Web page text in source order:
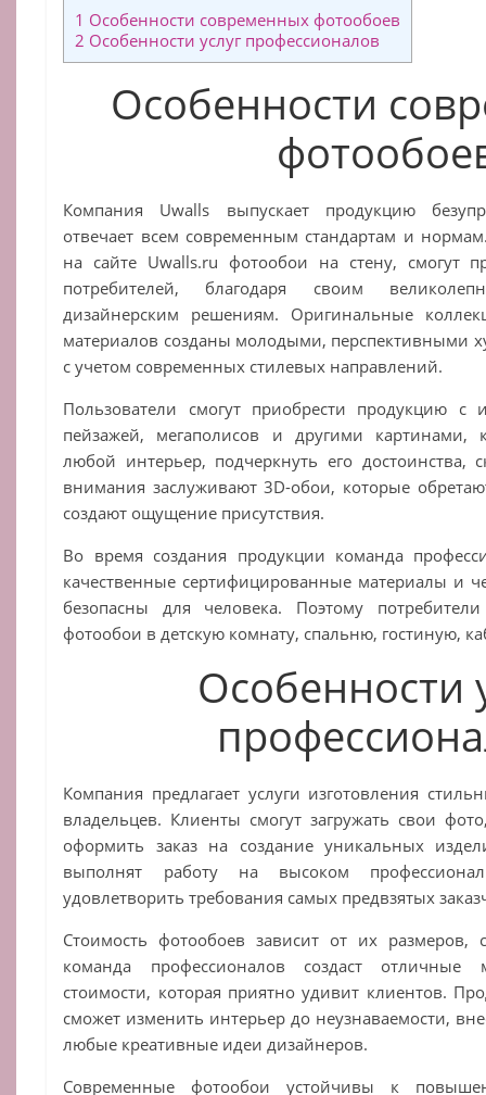
1 Особенности современных фотообоев
2 Особенности услуг профессионалов
Особенности
Компания Uwalls выпускает продукцию
отвечает всем современным стандартам и
на сайте Uwalls.ru фотообои на стену, смогут
потребителей, благодаря своим
дизайнерским решениям. Оригинальные
материалов созданы молодыми, перспективными
с учетом современных стилевых направлений.
Пользователи смогут приобрести продукцию с
пейзажей, мегаполисов и другими картинами,
любой интерьер, подчеркнуть его достоинства,
внимания заслуживают 3D-обои, которые
создают ощущение присутствия.
Во время создания продукции команда
качественные сертифицированные материалы и
безопасны для человека. Поэтому
фотообои в детскую комнату, спальню, гостиную,
Особенности
Компания предлагает услуги изготовления
владельцев. Клиенты смогут загружать свои
оформить заказ на создание уникальных
выполнят работу на высоком
удовлетворить требования самых предвзятых
Стоимость фотообоев зависит от их размеров,
команда профессионалов создаст отличные
стоимости, которая приятно удивит клиентов.
сможет изменить интерьер до неузнаваемости,
любые креативные идеи дизайнеров.
Современные фотообои устойчивы к